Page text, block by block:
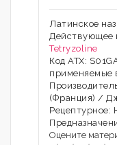
Латинское
Действующее
Tetryzoline
Код АТХ:
применяемые
(Франция) /
Рецептурное:
Оцените